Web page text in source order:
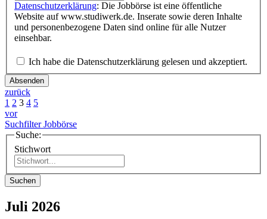
Datenschutzerklärung: Die Jobbörse ist eine öffentliche
Website auf www.studiwerk.de. Inserate sowie deren Inhalte
und personenbezogene Daten sind online für alle Nutzer
einsehbar.
Ich habe die Datenschutzerklärung gelesen und akzeptiert.
Absenden
zurück
1 2 3 4 5
vor
Suchfilter Jobbörse
Suche:
Stichwort
Suchen
Juli 2026